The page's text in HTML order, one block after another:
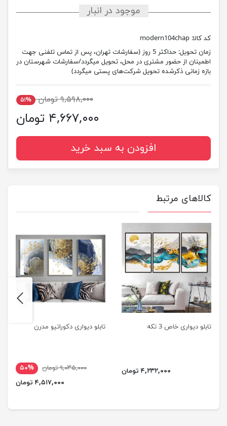
موجود در انبار
کد کالا: modern104chap
زمان تحویل:
حداکثر 5 روز (سفارشات تهران، پس از تماس تلفنی جهت
اطمینان از حضور مشتری در محل، تحویل میگردد/سفارشات شهرستان در
بازه زمانی ذکرشده تحویل شرکت‌های پستی میگردد)
۹,۵۹۸,۰۰۰ تومان ۵۱%
۴,۶۶۷,۰۰۰ تومان
افزودن به سبد خرید
کالاهای مرتبط
تابلو دیواری خاص 3 تکه
۴,۲۳۲,۰۰۰ تومان
تابلو دیواری دکوراتیو مدرن
۹,۰۳۵,۰۰۰ تومان
۵۰%
۴,۵۱۷,۰۰۰ تومان
previus